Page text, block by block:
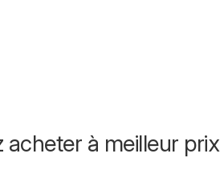
acheter à meilleur prix